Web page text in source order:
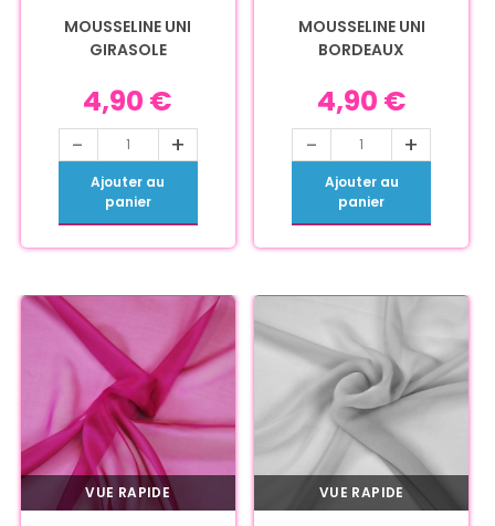
MOUSSELINE UNI
GIRASOLE
4,90 €
- +
Ajouter au
panier
MOUSSELINE UNI
BORDEAUX
4,90 €
- +
Ajouter au
panier
VUE RAPIDE VUE RAPIDE